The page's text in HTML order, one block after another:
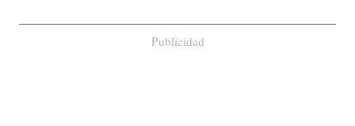
Publicidad